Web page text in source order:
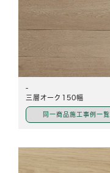
-
三層オーク150幅
同一商品施工事例一覧